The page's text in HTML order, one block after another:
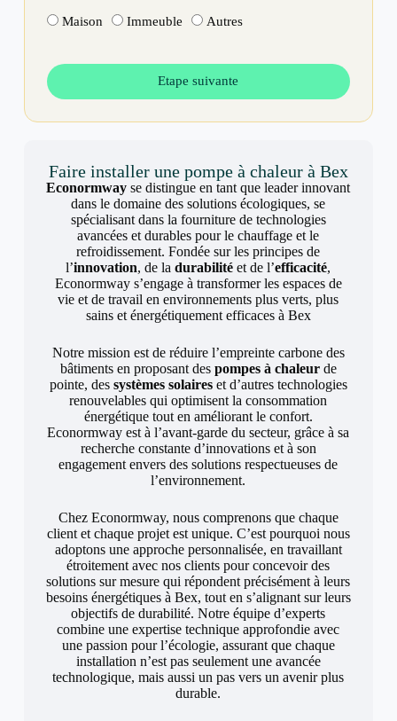
Maison Immeuble Autres
Etape suivante
Faire installer une pompe à chaleur à Bex
Econormway se distingue en tant que leader innovant
dans le domaine des solutions écologiques, se
spécialisant dans la fourniture de technologies
avancées et durables pour le chauffage et le
refroidissement. Fondée sur les principes de
l’innovation, de ladurabilité et de l’efficacité,
Econormway s’engage à transformer les espaces de
vie et de travail en environnements plus verts, plus
sains et énergétiquement efficaces à Bex
Notre mission est de réduire l’empreinte carbone des
bâtiments en proposant des pompes à chaleurde
pointe, des systèmes solaireset d’autres technologies
renouvelables qui optimisent la consommation
énergétique tout en améliorant le confort.
Econormway est à l’avant-garde du secteur, grâce à sa
recherche constante d’innovations et à son
engagement envers des solutions respectueuses de
l’environnement.
Chez Econormway, nous comprenons que chaque
client et chaque projet est unique. C’est pourquoi nous
adoptons une approche personnalisée, en travaillant
étroitement avec nos clients pour concevoir des
solutions sur mesure qui répondent précisément à leurs
besoins énergétiques à Bex, tout en s’alignant sur leurs
objectifs de durabilité. Notre équipe d’experts
combine une expertise technique approfondie avec
une passion pour l’écologie, assurant que chaque
installation n’est pas seulement une avancée
technologique, mais aussi un pas vers un avenir plus
durable.